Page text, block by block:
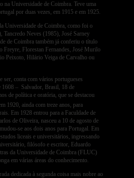
na Universidade de Coimbra. Teve uma
por duas vezes, em 1915 e em 1925.
Universidade de Coimbra, como foi o
Neves (1985), José Sarney
de Coimbra também já conferiu o título
Freyre, Florestan Fernandes, José Murilo
Peixoto, Hilário Veiga de Carvalho ou
ser, conta com vários portugueses
1608 – Salvador, Brasil, 18 de
de política e oratória, que se destacou
1920, ainda com treze anos, para
Em 1928 entrou para a Faculdade de
de Oliveira, nasceu a 10 de agosto de
se aos dois anos para Portugal. Em
liceais e universitários, ingressando
filósofo e escritor, Eduardo
da Universidade de Coimbra (FLUC)
em várias áreas do conhecimento.
dedicada à segunda coisa mais nobre ao